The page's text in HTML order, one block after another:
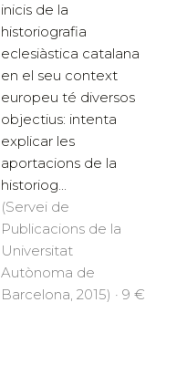
inicis de la
historiografia
eclesiàstica catalana
en el seu context
europeu té diversos
objectius: intenta
explicar les
aportacions de la
historiog...
(Servei de
Publicacions de la
Universitat
Autònoma de
Barcelona, 2015) · 9 €